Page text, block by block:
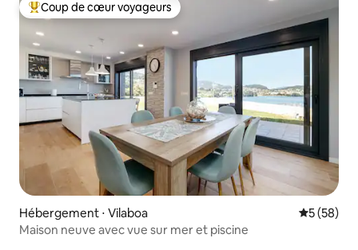
Coups de cœur voyageurs les plus appréciés
Coup de cœur voyageurs
Hébergement ⋅ Vilaboa
5 (58)
Maison neuve avec vue sur mer et piscine